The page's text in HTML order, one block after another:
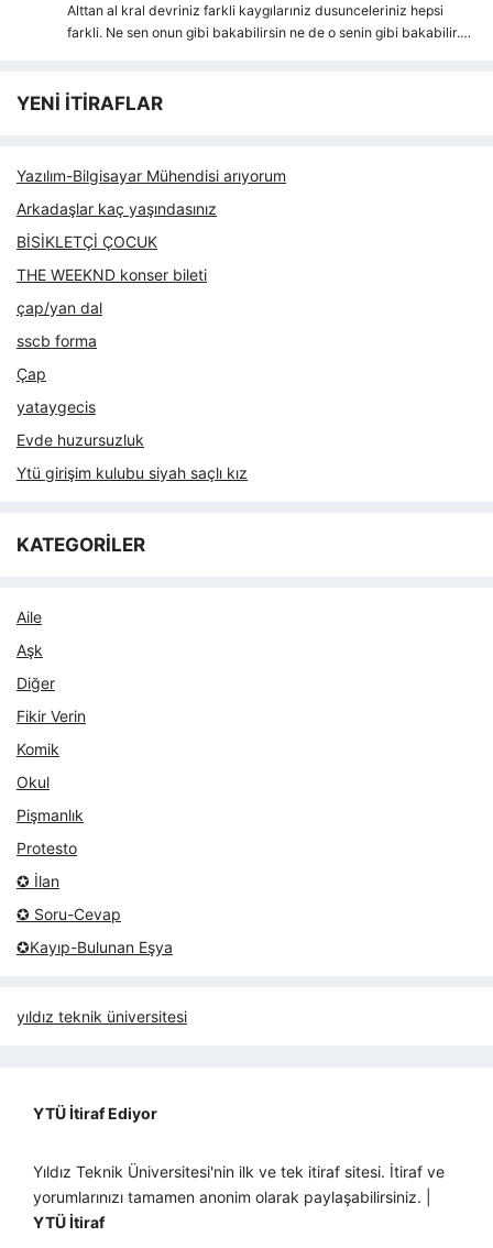
Alttan al kral devriniz farkli kaygılarıniz dusunceleriniz hepsi
farkli. Ne sen onun gibi bakabilirsin ne de o senin gibi bakabilir.…
YENİ İTİRAFLAR
Yazılım-Bilgisayar Mühendisi arıyorum
Arkadaşlar kaç yaşındasınız
BİSİKLETÇİ ÇOCUK
THE WEEKND konser bileti
çap/yan dal
sscb forma
Çap
yataygecis
Evde huzursuzluk
Ytü girişim kulubu siyah saçlı kız
KATEGORİLER
Aile
Aşk
Diğer
Fikir Verin
Komik
Okul
Pişmanlık
Protesto
✪ İlan
✪ Soru-Cevap
✪Kayıp-Bulunan Eşya
yıldız teknik üniversitesi
YTÜ İtiraf Ediyor
Yıldız Teknik Üniversitesi'nin ilk ve tek itiraf sitesi. İtiraf ve
yorumlarınızı tamamen anonim olarak paylaşabilirsiniz. |
YTÜ İtiraf